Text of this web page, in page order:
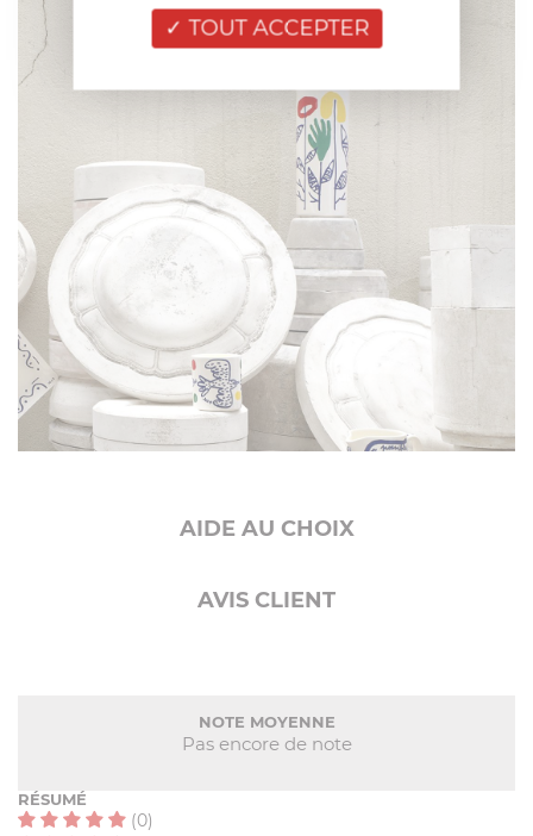
AIDE AU CHOIX
AVIS CLIENT
NOTE MOYENNE
Pas encore de note
RÉSUMÉ
(0)
TOUT ACCEPTER